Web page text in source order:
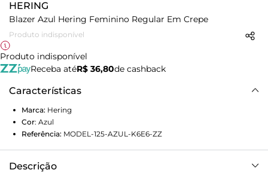
HERING
Blazer Azul Hering Feminino Regular Em Crepe
Produto indisponível
Produto indisponível
Receba atéR$ 36,80de cashback
Características
Marca: Hering
Cor: Azul
Referência: MODEL-125-AZUL-K6E6-ZZ
Descrição